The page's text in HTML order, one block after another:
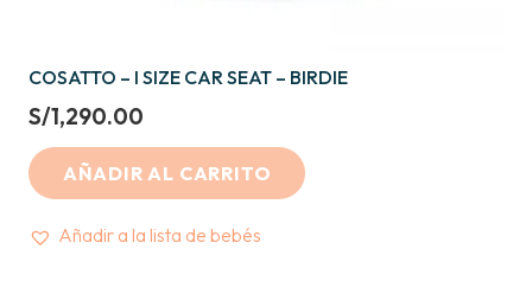
COSATTO – I SIZE CAR SEAT – BIRDIE
S/1,290.00
AÑADIR AL CARRITO
Añadir a la lista de bebés